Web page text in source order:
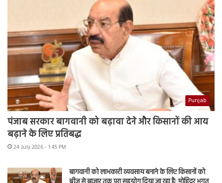
Punjab
पंजाब सरकार बागवानी को बढ़ावा देने और किसानों की आय
बढ़ाने के लिए प्रतिबद्ध
24 July 2026 - 1:45 PM
बागवानी को लाभकारी व्यवसाय बनाने के लिए किसानों को